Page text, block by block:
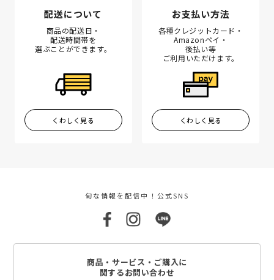
配送について
商品の配送日・
配送時間帯を
選ぶことができます。
くわしく見る
お支払い方法
各種クレジットカード・
Amazonペイ・
後払い等
ご利用いただけます。
くわしく見る
旬な情報を配信中！公式SNS
商品・サービス・ご購入に
関するお問い合わせ